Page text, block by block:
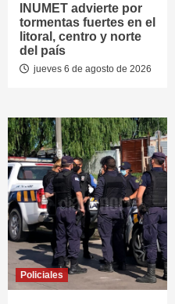
INUMET advierte por
tormentas fuertes en el
litoral, centro y norte
del país
jueves 6 de agosto de 2026
Policiales